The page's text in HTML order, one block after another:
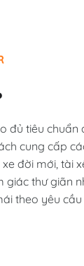
đủ tiêu chuẩn
cung cấp
xe đời mới, tài
giác thư giãn
theo yêu cầu